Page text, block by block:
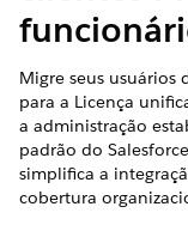
Migre seus usuários
para a Licença
a administração
padrão do
simplifica a
cobertura